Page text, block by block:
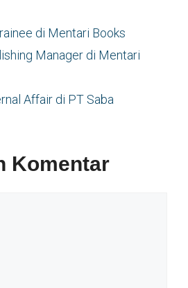
di Mentari Books
Manager di Mentari
Affair di PT Saba
Komentar